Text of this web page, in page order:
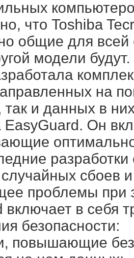
что Toshiba
общие для всей
модели будут.
на
так и данных в
EasyGuard. Он
сбоев
проблемы при
включает в себя
безопасности:
повышающие